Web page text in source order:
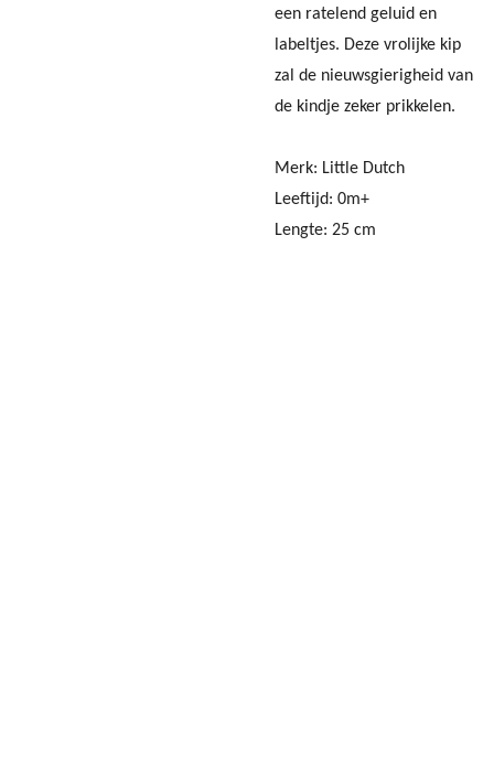
een ratelend geluid en
labeltjes. Deze vrolijke kip
zal de nieuwsgierigheid van
de kindje zeker prikkelen.
Merk: Little Dutch
Leeftijd: 0m+
Lengte: 25 cm